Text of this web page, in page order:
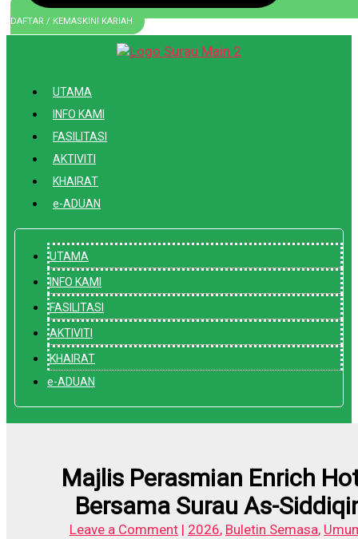
DAFTAR / KEMASKINI KARIAH
UTAMA
INFO KAMI
FASILITASI
AKTIVITI
KHAIRAT
e-ADUAN
UTAMA
INFO KAMI
FASILITASI
AKTIVITI
KHAIRAT
e-ADUAN
Majlis Perasmian Enrich
Bersama Surau As-
Leave a Comment | 2026, Buletin Semasa,